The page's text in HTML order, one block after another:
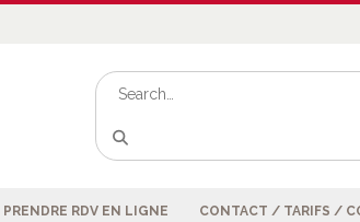
PRENDRE RDV EN LIGNE CONTACT / TARIFS /